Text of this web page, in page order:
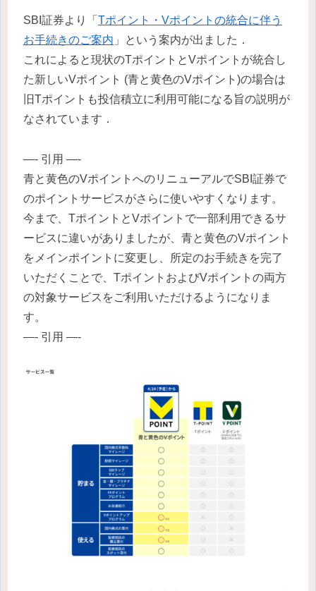
SBI証券より「 Tポイント・Vポイントの統合に伴う
お手続きのご案内 」という案内が出ました．
これによると現状のTポイントとVポイントが統合し
た新しいVポイント (青と黄色のVポイント)の場合は
旧Tポイントも投信積立に利用可能になる旨の説明が
なされています．
—- 引用 —-
青と黄色のVポイントへのリニューアルでSBI証券で
のポイントサービスがさらに使いやすくなります。
今まで、TポイントとVポイントで一部利用できるサ
ービスに違いがありましたが、青と黄色のVポイント
をメインポイントに変更し、所定のお手続きを完了
いただくことで、TポイントおよびVポイントの両方
の対象サービスをご利用いただけるようになりま
す。
—- 引用 —-